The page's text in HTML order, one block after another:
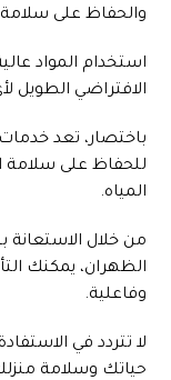
والحفاظ على سلامة
استخدام المواد
الافتراضي
باختصار، تعد
للحفاظ على سلامة
المياه.
من خلال
الظهران، يمكنك
وفاعلية.
لا تتردد في
حياتك وسلامة